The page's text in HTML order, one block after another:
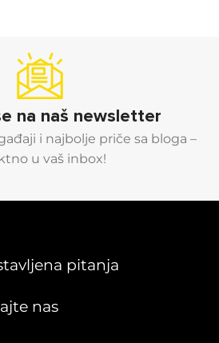
na naš newsletter
i najbolje priče sa bloga –
u vaš inbox!
pitanja
nas